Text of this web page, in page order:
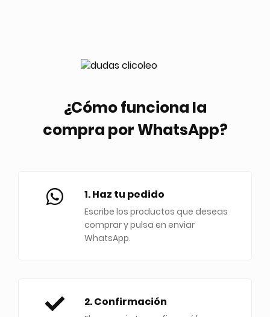
¿Cómo funciona la
compra por WhatsApp?
1. Haz tu pedido
Escribe los productos que deseas
comprar y pulsa en enviar
WhatsApp.
2. Confirmación